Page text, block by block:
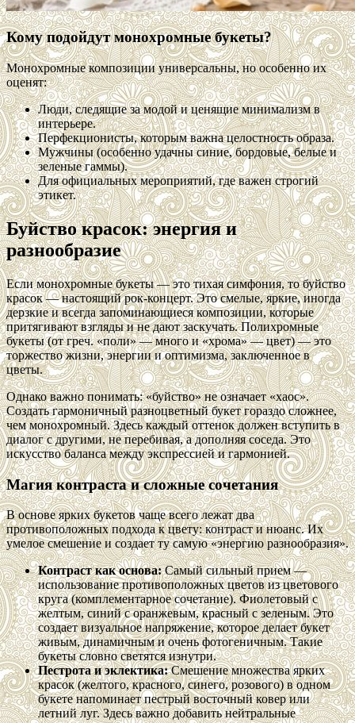
Кому подойдут монохромные букеты?
Монохромные композиции универсальны, но особенно их
оценят:
Люди, следящие за модой и ценящие минимализм в
интерьере.
Перфекционисты, которым важна целостность образа.
Мужчины (особенно удачны синие, бордовые, белые и
зеленые гаммы).
Для официальных мероприятий, где важен строгий
этикет.
Буйство красок: энергия и
разнообразие
Если монохромные букеты — это тихая симфония, то буйство
красок — настоящий рок-концерт. Это смелые, яркие, иногда
дерзкие и всегда запоминающиеся композиции, которые
притягивают взгляды и не дают заскучать. Полихромные
букеты (от греч. «поли» — много и «хрома» — цвет) — это
торжество жизни, энергии и оптимизма, заключенное в
цветы.
Однако важно понимать: «буйство» не означает «хаос».
Создать гармоничный разноцветный букет гораздо сложнее,
чем монохромный. Здесь каждый оттенок должен вступить в
диалог с другими, не перебивая, а дополняя соседа. Это
искусство баланса между экспрессией и гармонией.
Магия контраста и сложные сочетания
В основе ярких букетов чаще всего лежат два
противоположных подхода к цвету: контраст и нюанс. Их
умелое смешение и создает ту самую «энергию разнообразия».
Контраст как основа:Самый сильный прием —
использование противоположных цветов из цветового
круга (комплементарное сочетание). Фиолетовый с
желтым, синий с оранжевым, красный с зеленым. Это
создает визуальное напряжение, которое делает букет
живым, динамичным и очень фотогеничным. Такие
букеты словно светятся изнутри.
Пестрота и эклектика:Смешение множества ярких
красок (желтого, красного, синего, розового) в одном
букете напоминает пестрый восточный ковер или
летний луг. Здесь важно добавить нейтральные